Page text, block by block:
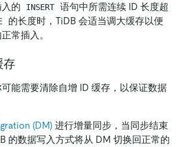
的 INSERT 语句中所需连续 ID 长度超
的长度时，TiDB 会适当调大缓存以便
常插入。
存
能需要清除自增 ID 缓存，以保证数据
(DM) 进行增量同步，当同步结束
的数据写入方式将从 DM 切换回正常的